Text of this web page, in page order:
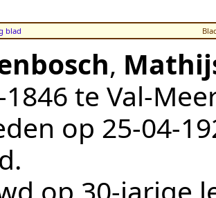
blad
,
te Val-
op